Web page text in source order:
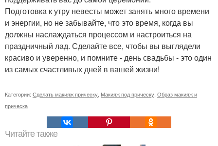
Подготовка к утру невесты может занять много времени
и энергии, но не забывайте, что это время, когда вы
должны наслаждаться процессом и настроиться на
праздничный лад. Сделайте все, чтобы вы выглядели
красиво и уверенно, и помните - день свадьбы - это один
из самых счастливых дней в вашей жизни!
Категории: Сделать макияж прическу Макияж под прическу Образ макияж и
прическа
Читайте также